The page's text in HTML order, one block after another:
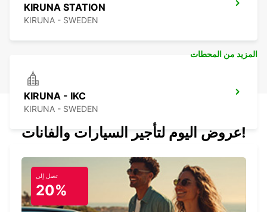
KIRUNA STATION
KIRUNA - SWEDEN
KIRUNA - IKC
KIRUNA - SWEDEN
KIRUNA AIRPORT - IKC*RY*
KIRUNA - SWEDEN
المزيد من المحطات
عروض اليوم لتأجير السيارات والفانات!
تصل إلى
20%